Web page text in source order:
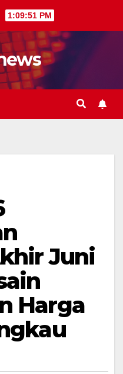
1:09:52 PM
Juni
Harga